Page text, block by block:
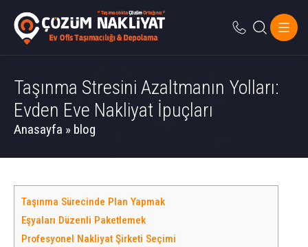
Taşınma Stresini Azaltmanın Yolları:
Evden Eve Nakliyat İpuçları
Anasayfa » blog
Taşınma Sürecinde Plan Yapmak
Eşyaları Düzenli Paketlemek
Profesyonel Nakliyat Şirketi Seçimi